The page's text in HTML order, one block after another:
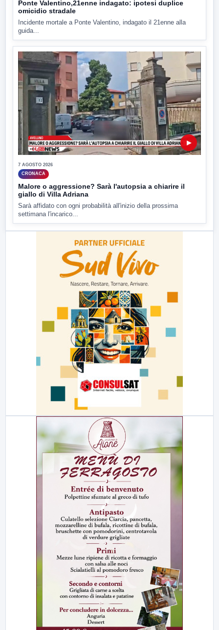
Ponte Valentino,21enne indagato: ipotesi duplice
omicidio stradale
Incidente mortale a Ponte Valentino, indagato il 21enne alla
guida...
▶
7 AGOSTO 2026
CRONACA
Malore o aggressione? Sarà l'autopsia a chiarire il
giallo di Villa Adriana
Sarà affidato con ogni probabilità all'inizio della prossima
settimana l'incarico...